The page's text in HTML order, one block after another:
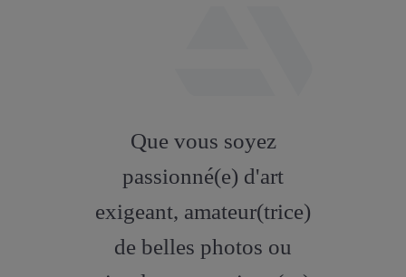
artstation
Que vous soyez
passionné(e) d'art
exigeant, amateur(trice)
de belles photos ou